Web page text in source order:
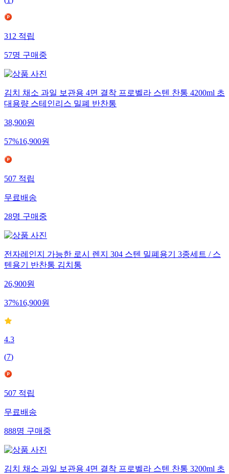
312 적립
57명 구매중
김치 채소 과일 보관용 4면 결착 프로벨라 스텐 찬통 4200ml 초
대용량 스테인리스 밀폐 반찬통
38,900원
57%16,900원
507 적립
무료배송
28명 구매중
전자레인지 가능한 로시 렌지 304 스텐 밀폐용기 3종세트 / 스
텐용기 반찬통 김치통
26,900원
37%16,900원
4.3
(7)
507 적립
무료배송
888명 구매중
김치 채소 과일 보관용 4면 결착 프로벨라 스텐 찬통 3200ml 초